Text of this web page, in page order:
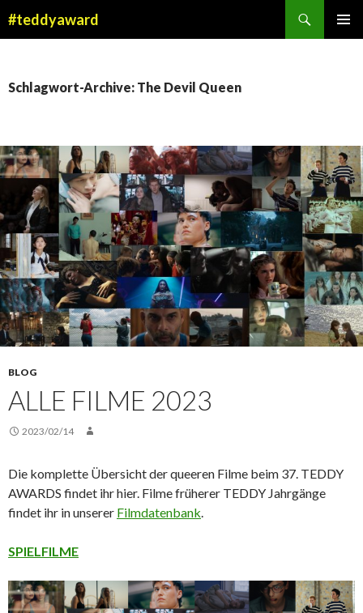
#teddyaward
Schlagwort-Archive: The Devil Queen
BLOG
ALLE FILME 2023
2023/02/14
Die komplette Übersicht der queeren Filme beim 37. TEDDY
AWARDS findet ihr hier. Filme früherer TEDDY Jahrgänge
findet ihr in unserer Filmdatenbank.
SPIELFILME